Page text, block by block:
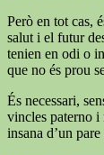
Però en tot cas,
salut i el futur
tenien en odi o
que no és prou
És necessari,
vincles paterno i
insana d’un